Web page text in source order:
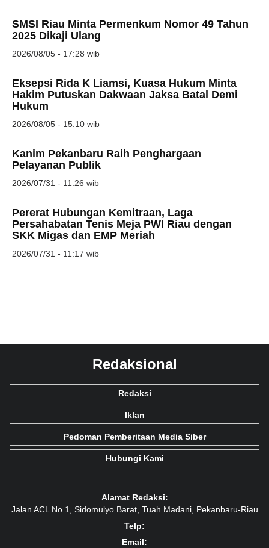
SMSI Riau Minta Permenkum Nomor 49 Tahun
2025 Dikaji Ulang
2026/08/05 - 17:28 wib
Eksepsi Rida K Liamsi, Kuasa Hukum Minta
Hakim Putuskan Dakwaan Jaksa Batal Demi
Hukum
2026/08/05 - 15:10 wib
Kanim Pekanbaru Raih Penghargaan
Pelayanan Publik
2026/07/31 - 11:26 wib
Pererat Hubungan Kemitraan, Laga
Persahabatan Tenis Meja PWI Riau dengan
SKK Migas dan EMP Meriah
2026/07/31 - 11:17 wib
Redaksional
Redaksi
Iklan
Pedoman Pemberitaan Media Siber
Hubungi Kami
Alamat Redaksi:
Jalan ACL No 1, Sidomulyo Barat, Tuah Madani, Pekanbaru-Riau
Telp:
Email: